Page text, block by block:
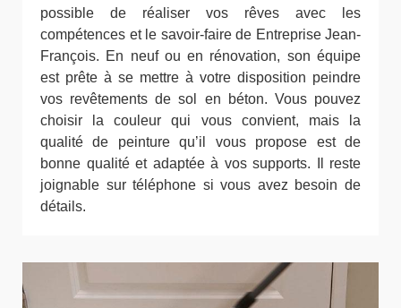
possible de réaliser vos rêves avec les
compétences et le savoir-faire de Entreprise Jean-
François. En neuf ou en rénovation, son équipe
est prête à se mettre à votre disposition peindre
vos revêtements de sol en béton. Vous pouvez
choisir la couleur qui vous convient, mais la
qualité de peinture qu’il vous propose est de
bonne qualité et adaptée à vos supports. Il reste
joignable sur téléphone si vous avez besoin de
détails.